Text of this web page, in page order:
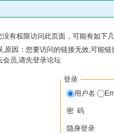
有权限访问此页面，可能有如下
,原因：您要访问的链接无效,可能
会员,请先登录论坛
登录
用户名
密 码
隐身登录